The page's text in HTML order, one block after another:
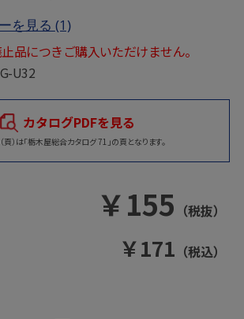
を見る (1)
品につきご購入いただけません。
U32
カタログPDFを見る
）は「栃木屋総合カタログ 71」の頁となります。
￥155 （税抜）
￥171 （税込）